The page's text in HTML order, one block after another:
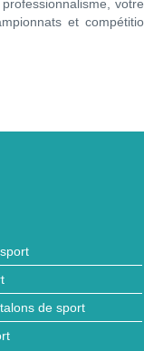
et
de sport